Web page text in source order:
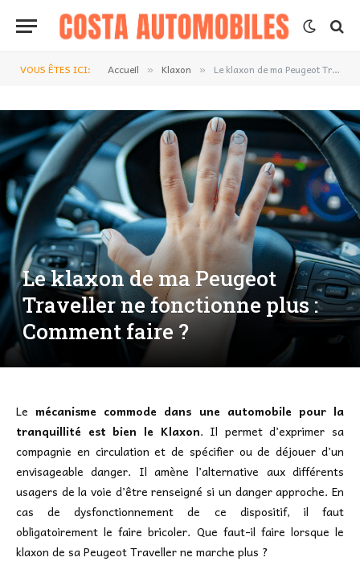
VOUS ÊTES ICI: Accueil » Klaxon » Le klaxon de ma Peugeot Traveller ne fonctionne plus : Comment faire ?
Le klaxon de ma Peugeot
Traveller ne fonctionne plus :
Comment faire ?
Le mécanisme commode dans une automobile pour la
tranquillité est bien le Klaxon. Il permet d’exprimer sa
compagnie en circulation et de spécifier ou de déjouer d’un
envisageable danger. Il amène l’alternative aux différents
usagers de la voie d’être renseigné si un danger approche. En
cas de dysfonctionnement de ce dispositif, il faut
obligatoirement le faire bricoler. Que faut-il faire lorsque le
klaxon de sa Peugeot Traveller ne marche plus ?